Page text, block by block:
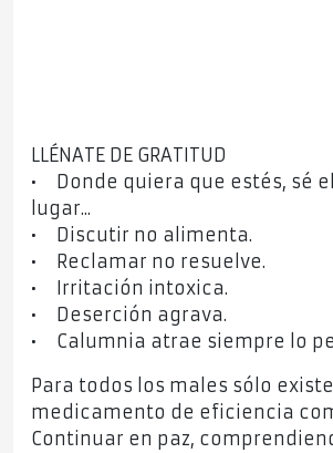
LLÉNATE DE GRATITUD
• Donde quiera que estés, sé
lugar...
• Discutir no alimenta.
• Reclamar no resuelve.
• Irritación intoxica.
• Deserción agrava.
• Calumnia atrae siempre lo
Para todos los males sólo
medicamento de eficiencia
Continuar en paz,